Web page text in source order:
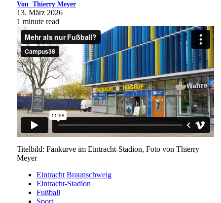
Von Thierry Meyer
13. März 2026
1 minute read
Titelbild: Fankurve im Eintracht-Stadion, Foto von Thierry
Meyer
Eintracht Braunschweig
Eintracht-Stadion
Fußball